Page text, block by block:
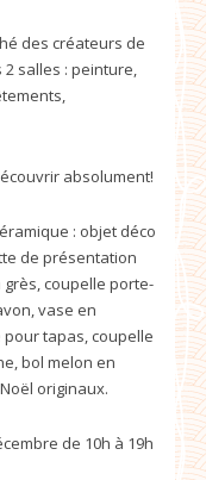
des créateurs de
salles : peinture,
absolument!
: objet déco
de présentation
coupelle porte-
vase en
tapas, coupelle
bol melon en
originaux.
de 10h à 19h